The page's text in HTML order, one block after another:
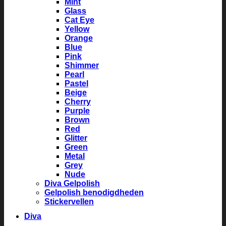
Mint
Glass
Cat Eye
Yellow
Orange
Blue
Pink
Shimmer
Pearl
Pastel
Beige
Cherry
Purple
Brown
Red
Glitter
Green
Metal
Grey
Nude
Diva Gelpolish
Gelpolish benodigdheden
Stickervellen
Diva